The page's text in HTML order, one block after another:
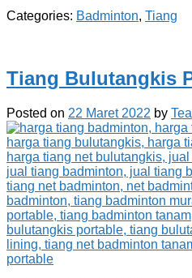
Categories: Badminton, Tiang
Tiang Bulutangkis
Posted on 22 Maret 2022 by